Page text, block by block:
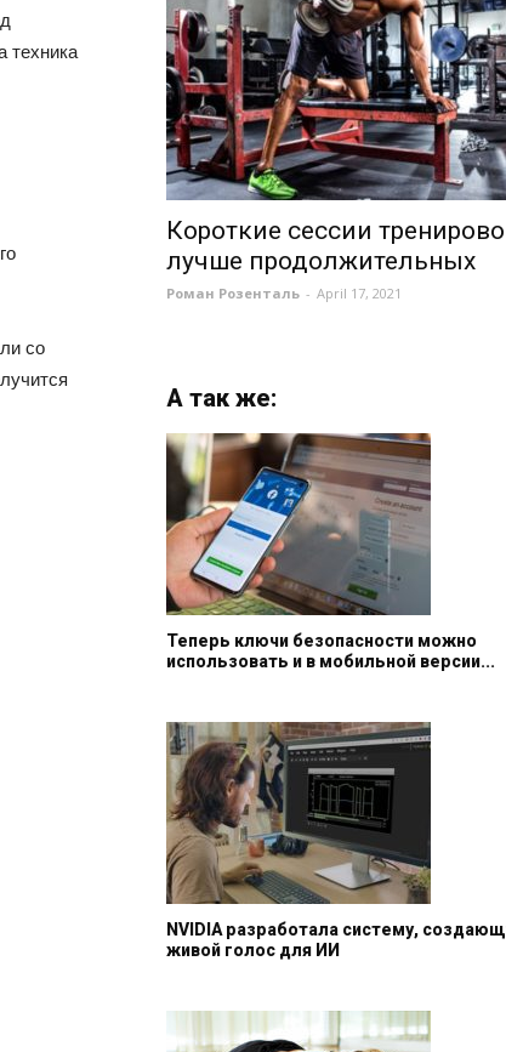
техника
со
Короткие сессии
лучше продолжительных
Роман Розенталь - April 17, 2021
А так же:
Теперь ключи безопасности можно
использовать и в мобильной версии...
NVIDIA разработала систему,
живой голос для ИИ